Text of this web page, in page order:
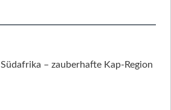
Südafrika – zauberhafte Kap-Region